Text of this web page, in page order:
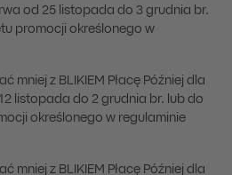
od 25 listopada do 3 grudnia br.
promocji określonego w
mniej z BLIKIEM Płacę Później dla
listopada do 2 grudnia br. lub do
określonego w regulaminie
mniej z BLIKIEM Płacę Później dla